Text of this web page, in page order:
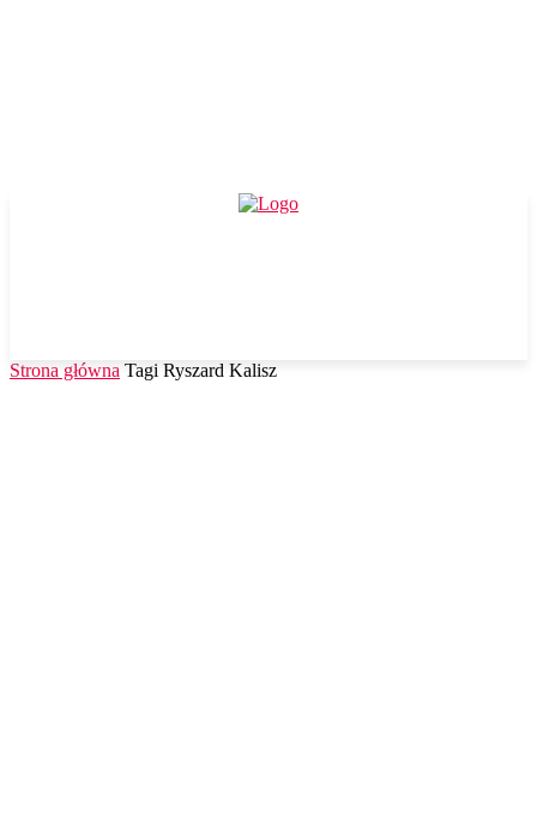
Strona główna Tagi Ryszard Kalisz